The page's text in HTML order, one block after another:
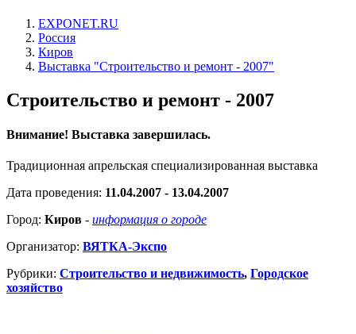
EXPONET.RU
Россия
Киров
Выставка "Строительство и ремонт - 2007"
Строительство и ремонт - 2007
Внимание! Выставка завершилась.
Традиционная апрельская специализированная выставка
Дата проведения: 11.04.2007 - 13.04.2007
Город: Киров - информация о городе
Организатор: ВЯТКА-Экспо
Рубрики: Строительство и недвижимость, Городское
хозяйство